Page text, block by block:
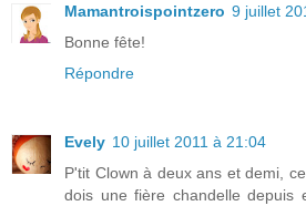
Mamantroispointzero 9 juillet
Bonne fête!
Répondre
Evely 10 juillet 2011 à 21:04
P'tit Clown à deux ans et demi,
dois une fière chandelle depuis